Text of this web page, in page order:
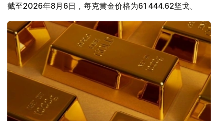
截至2026年8月6日，每克黄金价格为61 444.62坚戈。